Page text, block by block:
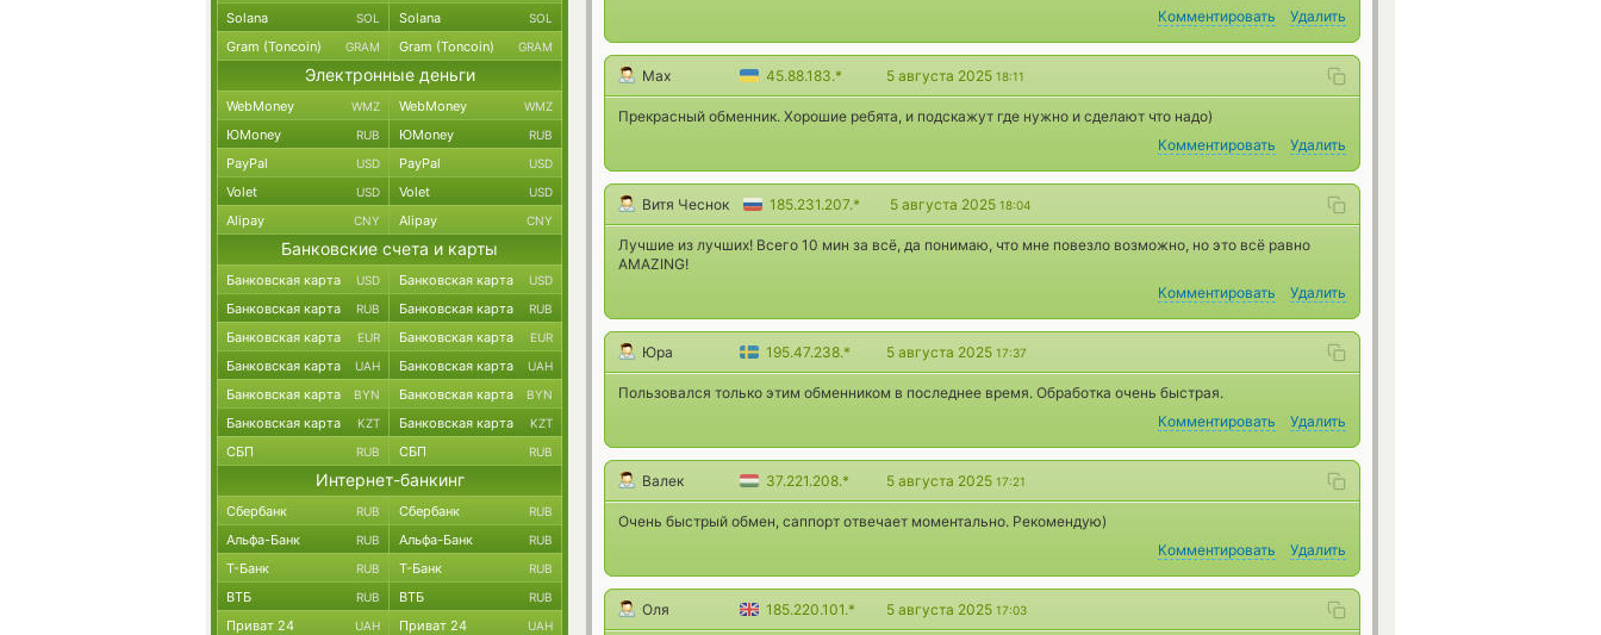
Комментировать
Удалить
Max 45.88.183.* 5 августа 2025 18:11
Прекрасный обменник. Хорошие ребята, и подскажут где нужно и сделают что надо)
Комментировать
Удалить
Витя Чеснок 185.231.207.* 5 августа 2025 18:04
Лучшие из лучших! Всего 10 мин за всё, да понимаю, что мне повезло возможно, но это всё равно
AMAZING!
Комментировать
Удалить
Юра 195.47.238.* 5 августа 2025 17:37
Пользовался только этим обменником в последнее время. Обработка очень быстрая.
Комментировать
Удалить
Валек 37.221.208.* 5 августа 2025 17:21
Очень быстрый обмен, саппорт отвечает моментально. Рекомендую)
Комментировать
Удалить
Оля 185.220.101.* 5 августа 2025 17:03
Solana SOL Solana SOL
Gram (Toncoin) GRAM Gram (Toncoin) GRAM
Электронные деньги
WebMoney WMZ WebMoney WMZ
ЮMoney RUB ЮMoney RUB
PayPal USD PayPal USD
Volet USD Volet USD
Alipay CNY Alipay CNY
Банковские счета и карты
Банковская карта USD Банковская карта USD
Банковская карта RUB Банковская карта RUB
Банковская карта EUR Банковская карта EUR
Банковская карта UAH Банковская карта UAH
Банковская карта BYN Банковская карта BYN
Банковская карта KZT Банковская карта KZT
СБП RUB СБП RUB
Интернет-банкинг
Сбербанк RUB Сбербанк RUB
Альфа-Банк RUB Альфа-Банк RUB
Т-Банк RUB Т-Банк RUB
ВТБ RUB ВТБ RUB
Приват 24 UAH Приват 24 UAH